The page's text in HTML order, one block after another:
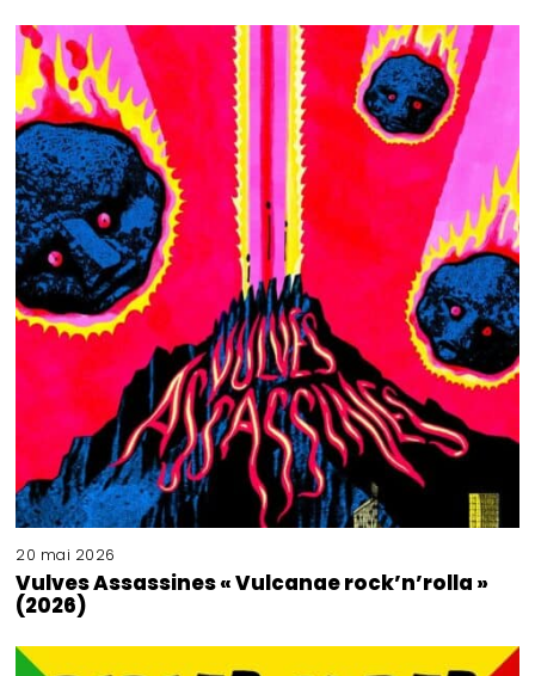
20 mai 2026
Vulves Assassines « Vulcanae rock’n’rolla »
(2026)